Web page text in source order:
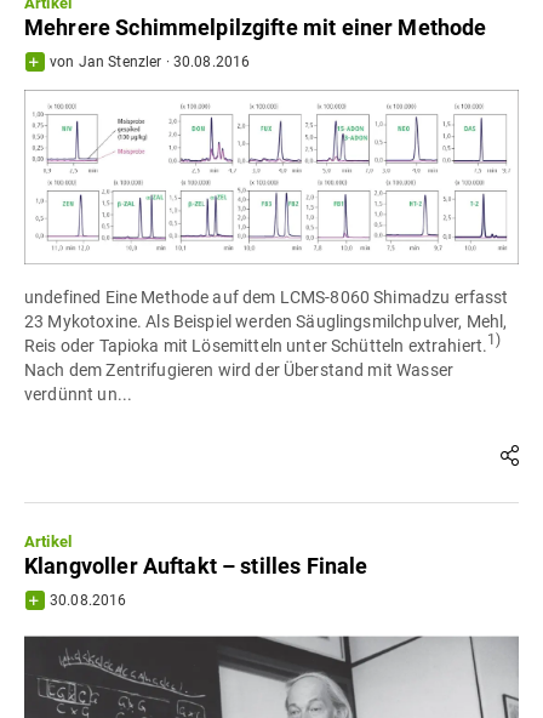
Mehrere Schimmelpilzgifte mit einer Methode
von Jan Stenzler · 30.08.2016
undefined Eine Methode auf dem LCMS-8060 Shimadzu erfasst
23 Mykotoxine. Als Beispiel werden Säuglingsmilchpulver, Mehl,
Reis oder Tapioka mit Lösemitteln unter Schütteln extrahiert. 1)
Nach dem Zentrifugieren wird der Überstand mit Wasser
verdünnt un...
Artikel
Klangvoller Auftakt – stilles Finale
30.08.2016